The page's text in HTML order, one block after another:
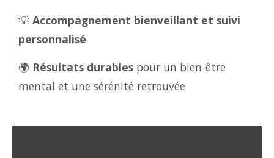
💡 Accompagnement bienveillant et suivi
personnalisé
🌍 Résultats durables pour un bien-être
mental et une sérénité retrouvée